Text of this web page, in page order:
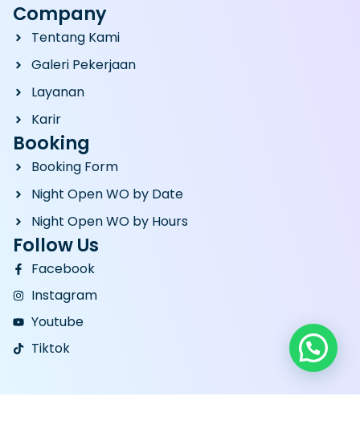
Company
Tentang Kami
Galeri Pekerjaan
Layanan
Karir
Booking
Booking Form
Night Open WO by Date
Night Open WO by Hours
Follow Us
Facebook
Instagram
Youtube
Tiktok